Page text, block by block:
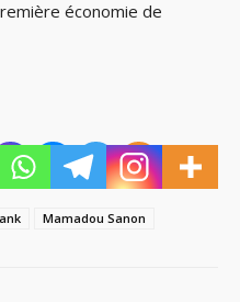
économie de
Mamadou Sanon